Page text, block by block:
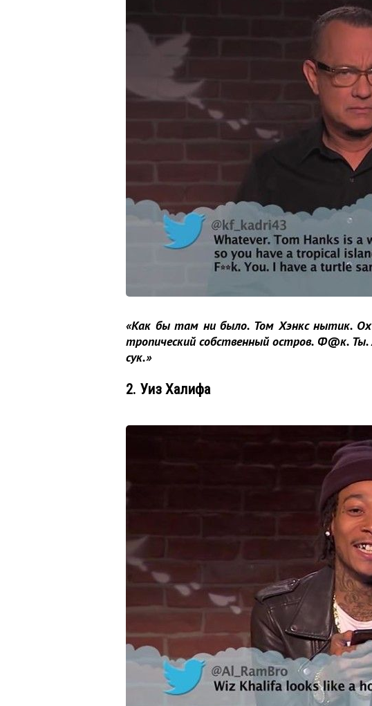
«Как бы там ни было. Том Хэнкс нытик.
тропический собственный остров. Ф@к.
сук.»
2. Уиз Халифа